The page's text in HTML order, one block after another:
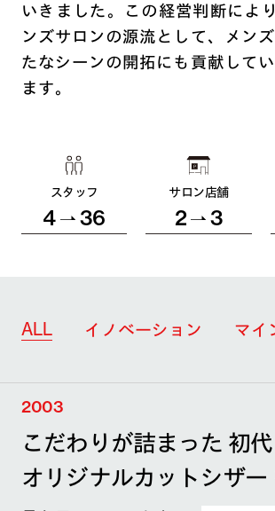
いきました。この経営判断によ
ンズサロンの源流として、メン
たなシーンの開拓にも貢献して
ます。
スタッフ
4 36
サロン店舗
2 3
ALL イノベーション マイ
2003
こだわりが詰まった 初
オリジナルカットシザー